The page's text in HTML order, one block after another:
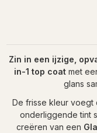
Zin in een ijzige,
in-1 top coatmet
glans
De frisse kleur voegt
onderliggende tint
creëren van een